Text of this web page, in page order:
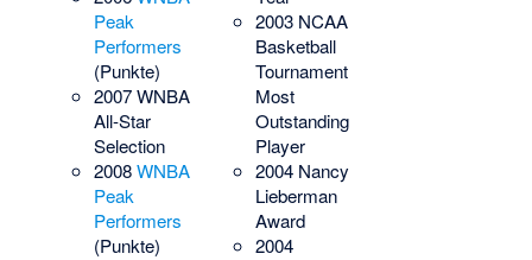
Peak
Performers
(Punkte)
2007 WNBA
All-Star
Selection
2008WNBA
Peak
Performers
(Punkte)
2003 NCAA
Basketball
Tournament
Most
Outstanding
Player
2004 Nancy
Lieberman
Award
2004